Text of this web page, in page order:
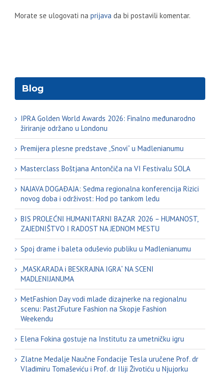
Morate se ulogovati na prijava da bi postavili komentar.
Blog
IPRA Golden World Awards 2026: Finalno međunarodno
žiriranje održano u Londonu
Premijera plesne predstave „Snovi“ u Madlenianumu
Masterclass Boštjana Antončiča na VI Festivalu SOLA
NAJAVA DOGAĐAJA: Sedma regionalna konferencija Rizici
novog doba i održivost: Hod po tankom ledu
BIS PROLEĆNI HUMANITARNI BAZAR 2026 – HUMANOST,
ZAJEDNIŠTVO I RADOST NA JEDNOM MESTU
Spoj drame i baleta oduševio publiku u Madlenianumu
„MASKARADA i BESKRAJNA IGRA“ NA SCENI
MADLENIJANUMA
MetFashion Day vodi mlade dizajnerke na regionalnu
scenu: Past2Future Fashion na Skopje Fashion
Weekendu
Elena Fokina gostuje na Institutu za umetničku igru
Zlatne Medalje Naučne Fondacije Tesla uručene Prof. dr
Vladimiru Tomaševiću i Prof. dr Iliji Životiću u Njujorku